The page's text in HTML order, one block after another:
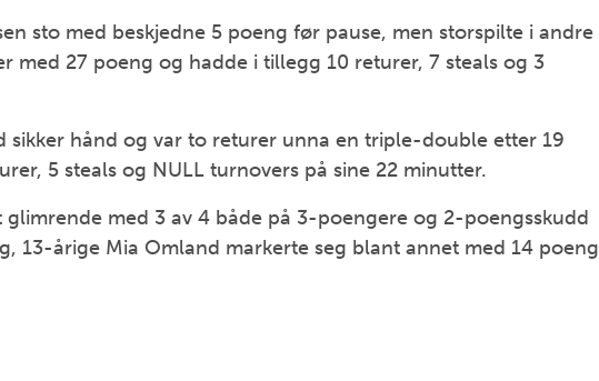
sto med beskjedne 5 poeng før pause, men storspilte i andre
med 27 poeng og hadde i tillegg 10 returer, 7 steals og 3
sikker hånd og var to returer unna en triple-double etter 19
5 steals og NULL turnovers på sine 22 minutter.
glimrende med 3 av 4 både på 3-poengere og 2-poengsskudd
13-årige Mia Omland markerte seg blant annet med 14 poeng